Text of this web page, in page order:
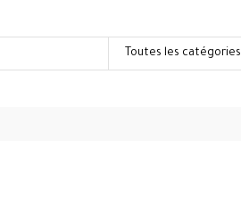
Toutes les catégories